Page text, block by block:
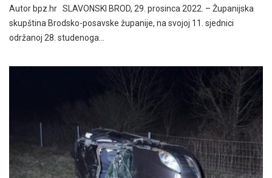
Autor bpz.hr SLAVONSKI BROD, 29. prosinca 2022. – Županijska
skupština Brodsko-posavske županije, na svojoj 11. sjednici
održanoj 28. studenoga…